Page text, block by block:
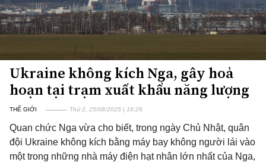
Ukraine không kích Nga, gây hoả
hoạn tại trạm xuất khẩu năng lượng
THẾ GIỚI Thứ 2, 25/08/2025 | 16:26
Quan chức Nga vừa cho biết, trong ngày Chủ Nhật, quân
đội Ukraine không kích bằng máy bay không người lái vào
một trong những nhà máy điện hạt nhân lớn nhất của Nga,